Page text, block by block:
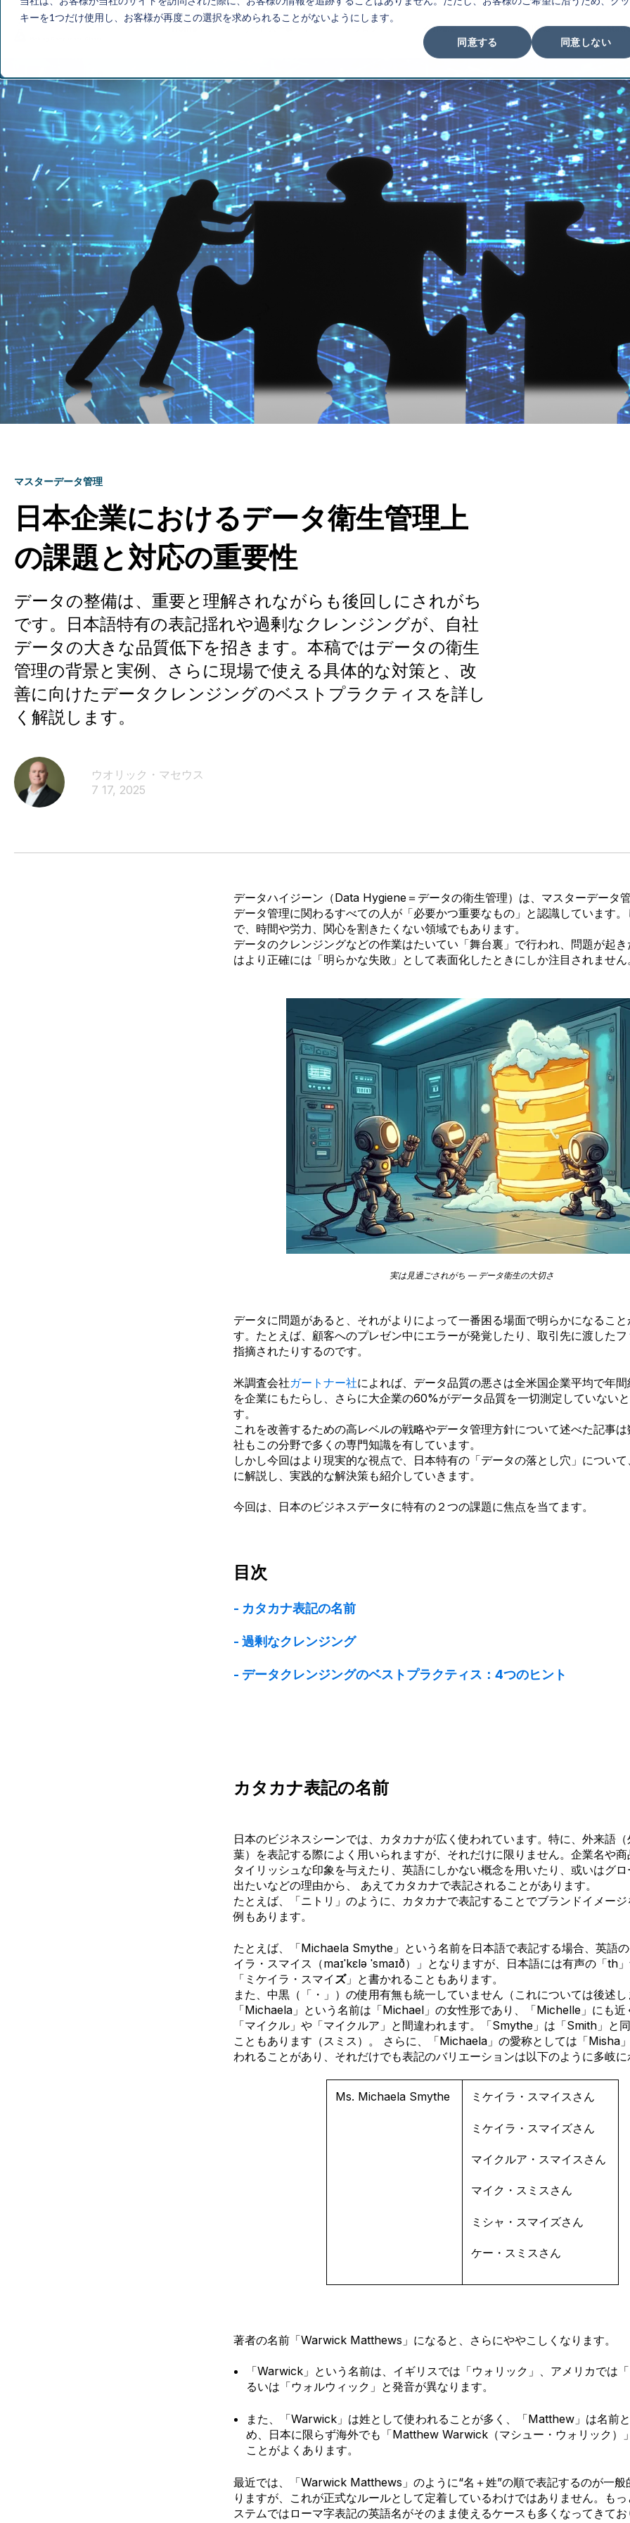
キーを1つだけ使用し、お客様が再度この選択を求められることがないようにします。
同意する 同意しない
会社概要 採用情報 C-
マスターデータ管理
日本企業におけるデータ衛生管理上
の課題と対応の重要性
データの整備は、重要と理解されながらも後回しにされがち
です。日本語特有の表記揺れや過剰なクレンジングが、自社
データの大きな品質低下を招きます。本稿ではデータの衛生
管理の背景と実例、さらに現場で使える具体的な対策と、改
善に向けたデータクレンジングのベストプラクティスを詳し
く解説します。
ウオリック・マセウス
7 17, 2025
データハイジーン（Data Hygiene＝データの衛生管理）は、マスターデータ
データ管理に関わるすべての人が「必要かつ重要なもの」と認識しています
で、時間や労力、関心を割きたくない領域でもあります。
データのクレンジングなどの作業はたいてい「舞台裏」で行われ、問題が起
はより正確には「明らかな失敗」として表面化したときにしか注目されません
実は見過ごされがち ― データ衛生の大切さ
データに問題があると、それがよりによって一番困る場面で明らかになるこ
す。たとえば、顧客へのプレゼン中にエラーが発覚したり、取引先に渡した
指摘されたりするのです。
米調査会社ガートナー社によれば、データ品質の悪さは全米国企業平均で年
を企業にもたらし、さらに大企業の60%がデータ品質を一切測定していない
す。
これを改善するための高レベルの戦略やデータ管理方針について述べた記事
社もこの分野で多くの専門知識を有しています。
しかし今回はより現実的な視点で、日本特有の「データの落とし穴」につい
に解説し、実践的な解決策も紹介していきます。
今回は、日本のビジネスデータに特有の２つの課題に焦点を当てます。
目次
- カタカナ表記の名前
- 過剰なクレンジング
‐ データクレンジングのベストプラクティス：4つのヒント
カタカナ表記の名前
日本のビジネスシーンでは、カタカナが広く使われています。特に、外来語
葉）を表記する際によく用いられますが、それだけに限りません。企業名や
タイリッシュな印象を与えたり、英語にしかない概念を用いたり、或いはグ
出たいなどの理由から、
あえてカタカナで表記されることがあります。
たとえば、「ニトリ」のように、カタカナで表記することでブランドイメー
例もあります。
たとえば、「Michaela Smythe」という名前を日本語で表記する場合、英語
イラ・スマイス（maɪˈkɛlə ˈsmaɪð）」となりますが、日本語には有声の「th
「ミケイラ・スマイ ズ」と書かれることもあります。
また、中黒（「・」）の使用有無も統一していません（これについては後述
「Michaela」という名前は「Michael」の女性形であり、「Michelle」にも近
「マイクル」や「マイクルア」と間違われます。「Smythe」は「Smith」と
こともあります（スミス）。
さらに、「Michaela」の愛称としては「Misha
われることがあり、それだけでも表記のバリエーションは以下のように多岐
Ms. Michaela Smythe ミケイラ・スマイスさん
ミケイラ・スマイズさん
マイクルア・スマイスさん
マイク・スミスさん
ミシャ・スマイズさん
ケー・スミスさん
著者の名前「Warwick Matthews」になると、さらにややこしくなります。
「Warwick」という名前は、イギリスでは「ウォリック」、アメリカでは
るいは「ウォルウィック」と発音が異なります。
また、「Warwick」は姓として使われることが多く、「Matthew」は名前
め、日本に限らず海外でも「Matthew Warwick（マシュー・ウォリック）
ことがよくあります。
最近では、「Warwick Matthews」のように“名＋姓”の順で表記するのが一般
りますが、これが正式なルールとして定着しているわけではありません。
も
ステムではローマ字表記の英語名がそのまま使えるケースも多くなってきて